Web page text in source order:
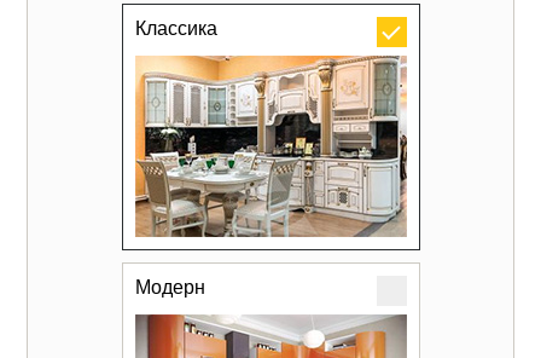
Классика
Модерн